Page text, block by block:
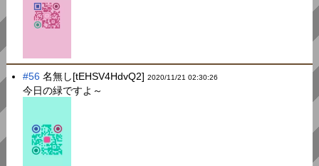
#56 名無し[tEHSV4HdvQ2]2020/11/21 02:30:26
今日の緑ですよ～